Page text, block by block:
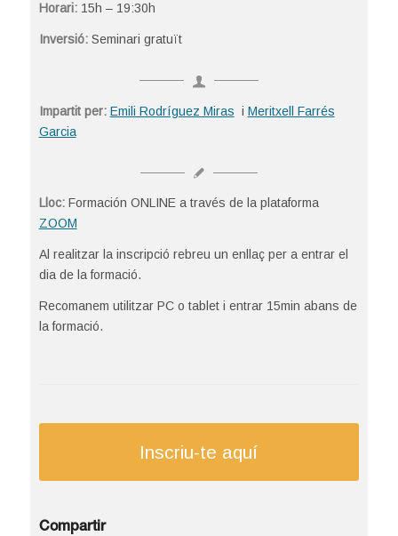
Horari:15h – 19:30h
Inversió: Seminari gratuït
Impartit per: Emili Rodríguez Miras i Meritxell Farrés
Garcia
Lloc:Formación ONLINE a través de la plataforma
ZOOM
Al realitzar la inscripció rebreu un enllaç per a entrar el
dia de la formació.
Recomanem utilitzar PC o tablet i entrar 15min abans de
la formació.
Inscriu-te aquí
Compartir